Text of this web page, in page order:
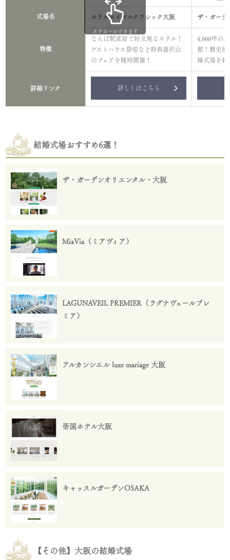
式場名 ホテルロイヤルクラシック大阪 ザ・ガーデ
特徴
なんば駅直結で好立地なホテル！
ゲストハウス貸切など特典盛沢山
のフェアを随時開催！
4,000坪の
館！歴史的
婚式場を新
詳細リンク 詳しくはこちら
スクロールできます
結婚式場おすすめ6選！
ザ・ガーデンオリエンタル・大阪
MiaVia（ミアヴィア）
LAGUNAVEIL PREMIER（ラグナヴェールプレ
ミア）
アルカンシエル luxe mariage 大阪
帝国ホテル大阪
キャッスルガーデンOSAKA
【その他】大阪の結婚式場